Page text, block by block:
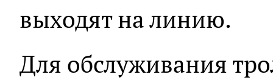
выходят на линию.
Для обслуживания